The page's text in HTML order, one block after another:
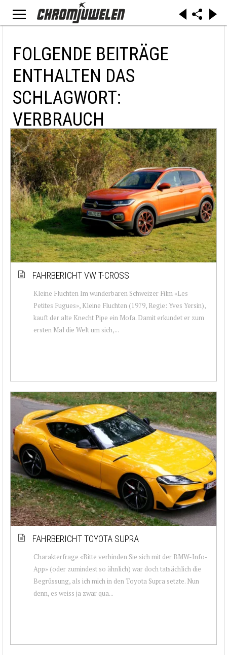
FOLGENDE BEITRÄGE
ENTHALTEN DAS
SCHLAGWORT:
VERBRAUCH
FAHRBERICHT VW T-CROSS
Kleine Fluchten Im wunderbaren Schweizer Film «Les
Petites Fugues», Kleine Fluchten (1979, Regie: Yves Yersin),
kauft der alte Knecht Pipe ein Mofa. Damit erkundet er zum
ersten Mal die Welt um sich,...
FAHRBERICHT TOYOTA SUPRA
Charakterfrage «Bitte verbinden Sie sich mit der BMW-Info-
App» (oder zumindest so ähnlich) war doch tatsächlich die
Begrüssung, als ich mich in den Toyota Supra setzte. Nun
denn, es weiss ja zwar qua...